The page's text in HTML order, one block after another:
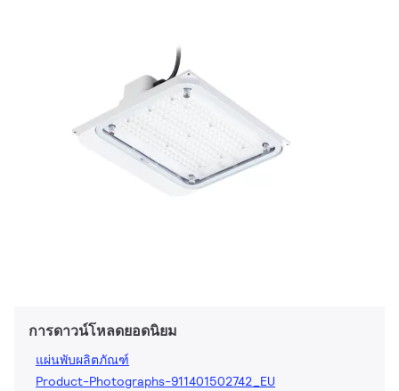
การดาวน์โหลดยอดนิยม
แผ่นพับผลิตภัณฑ์
Product-Photographs-911401502742_EU